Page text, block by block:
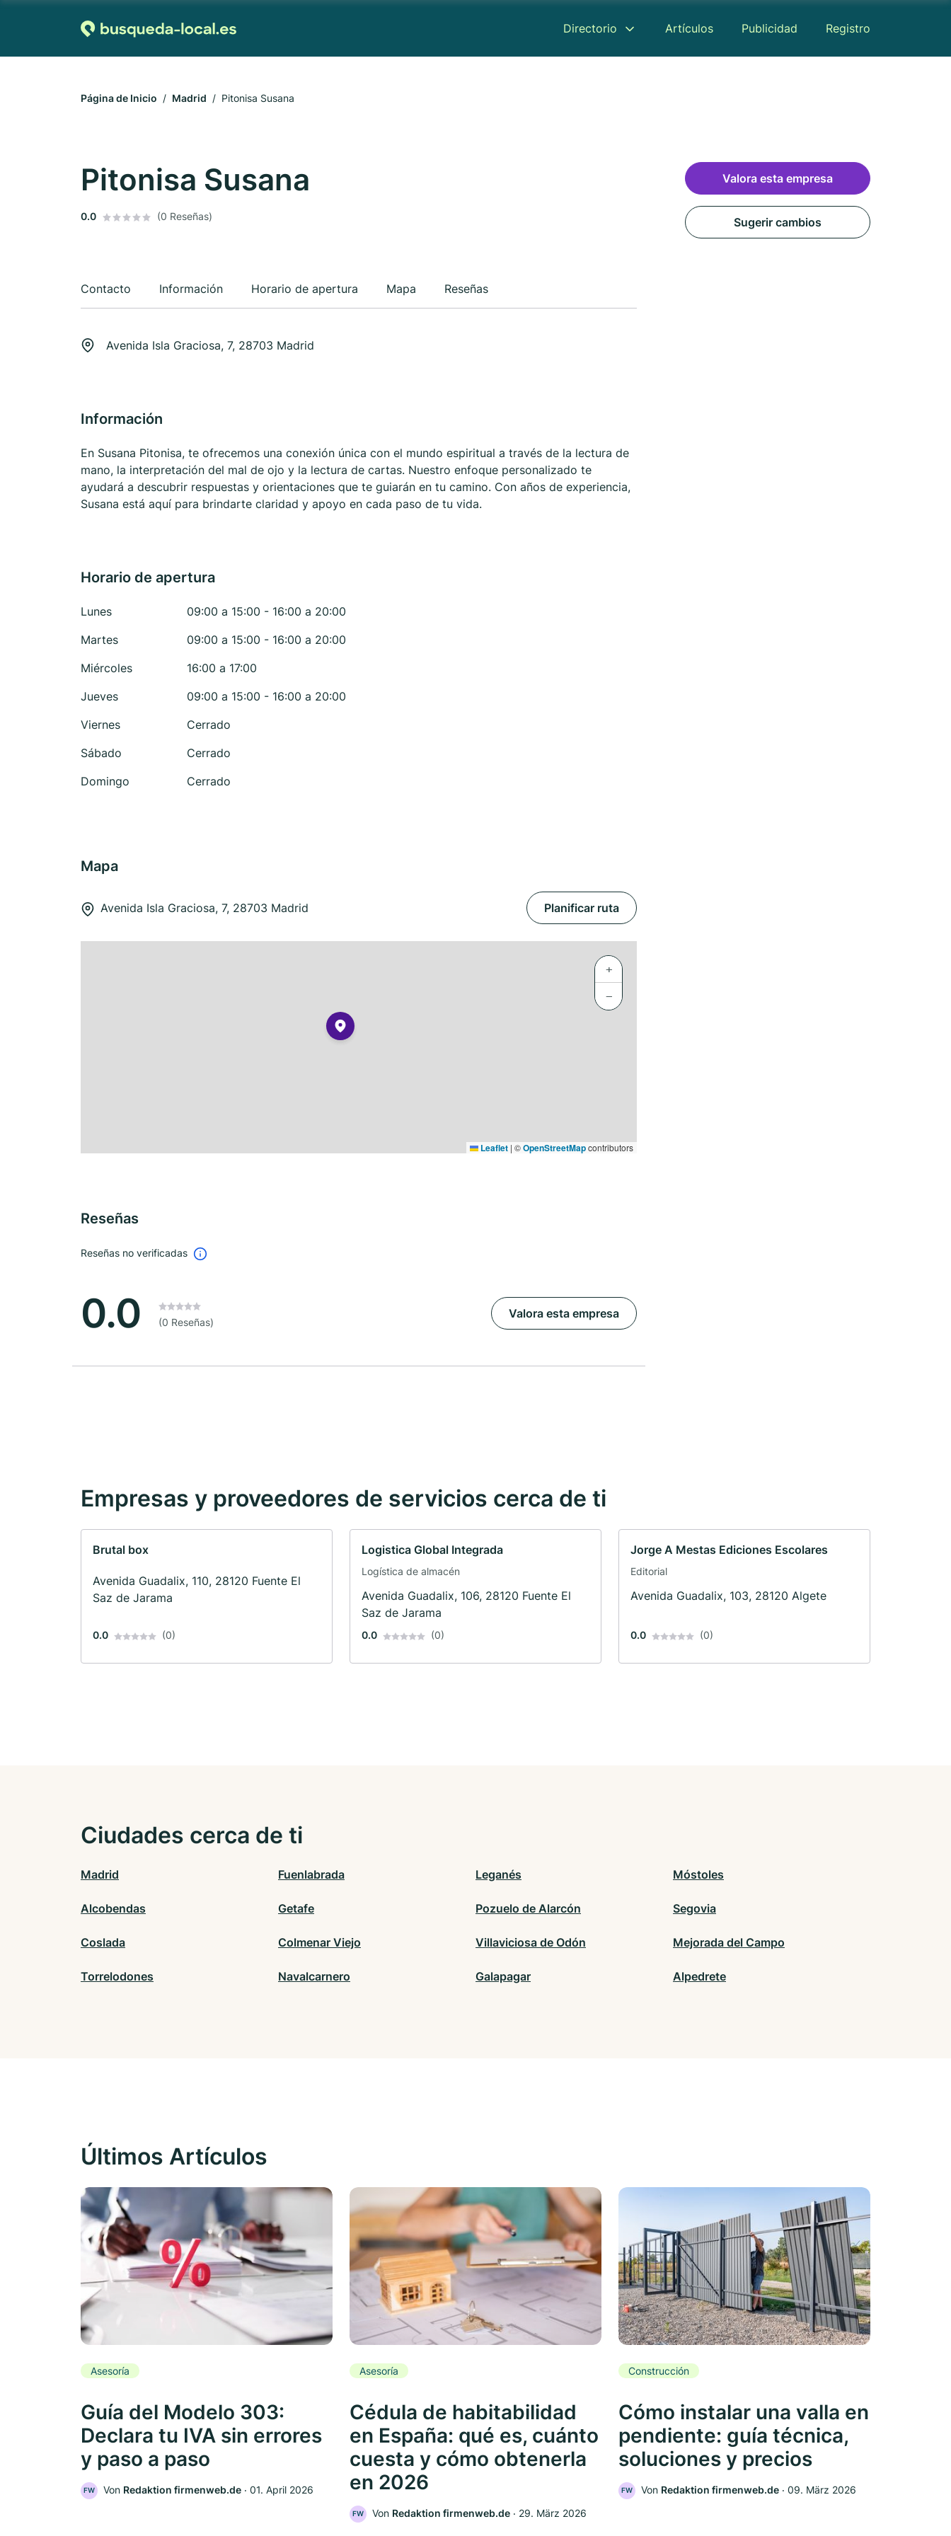
Directorio Artículos Publicidad Registro
Página de Inicio Madrid Pitonisa Susana
Pitonisa Susana
0.0 (0 Reseñas)
Contacto Información Horario de apertura Mapa Reseñas
Avenida Isla Graciosa, 7, 28703 Madrid
Información
En Susana Pitonisa, te ofrecemos una conexión única con el mundo espiritual a través de la lectura de
mano, la interpretación del mal de ojo y la lectura de cartas. Nuestro enfoque personalizado te
ayudará a descubrir respuestas y orientaciones que te guiarán en tu camino. Con años de experiencia,
Susana está aquí para brindarte claridad y apoyo en cada paso de tu vida.
Horario de apertura
Lunes
09:00 a 15:00 - 16:00 a 20:00
Martes
09:00 a 15:00 - 16:00 a 20:00
Miércoles
16:00 a 17:00
Jueves
09:00 a 15:00 - 16:00 a 20:00
Viernes
Cerrado
Sábado
Cerrado
Domingo
Cerrado
Mapa
Avenida Isla Graciosa, 7, 28703 Madrid Planificar ruta
+
−
Leaflet | ©OpenStreetMapcontributors
Reseñas
Reseñas no verificadas
0.0 (0 Reseñas)
Valora esta empresa
Valora esta empresa
Sugerir cambios
Empresas y proveedores de servicios cerca de ti
Brutal box
Avenida Guadalix, 110, 28120 Fuente El
Saz de Jarama
0.0 (0)
Logistica Global Integrada
Logística de almacén
Avenida Guadalix, 106, 28120 Fuente El
Saz de Jarama
0.0 (0)
Jorge A Mestas Ediciones Escolares
Editorial
Avenida Guadalix, 103, 28120 Algete
0.0 (0)
Ciudades cerca de ti
Madrid Fuenlabrada Leganés Móstoles
Alcobendas Getafe Pozuelo de Alarcón Segovia
Coslada Colmenar Viejo Villaviciosa de Odón Mejorada del Campo
Torrelodones Navalcarnero Galapagar Alpedrete
Últimos Artículos
Asesoría
Guía del Modelo 303:
Declara tu IVA sin errores
y paso a paso
FW Von Redaktion firmenweb.de ‧ 01. April 2026
Asesoría
Cédula de habitabilidad
en España: qué es, cuánto
cuesta y cómo obtenerla
en 2026
FW Von Redaktion firmenweb.de ‧ 29. März 2026
Construcción
Cómo instalar una valla en
pendiente: guía técnica,
soluciones y precios
FW Von Redaktion firmenweb.de ‧ 09. März 2026